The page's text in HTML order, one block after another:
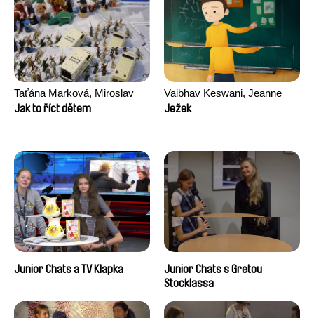
Taťána Marková, Miroslav
Trejtnar
Jak to říct dětem
Vaibhav Keswani, Jeanne
Laureau, Colombine Majou,
Ježek
Junior Chats a TV Klapka
Junior Chats s Gretou
Stocklassa